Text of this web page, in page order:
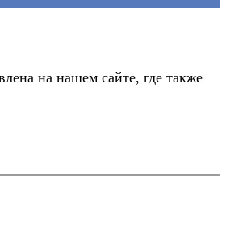
на нашем сайте, где также